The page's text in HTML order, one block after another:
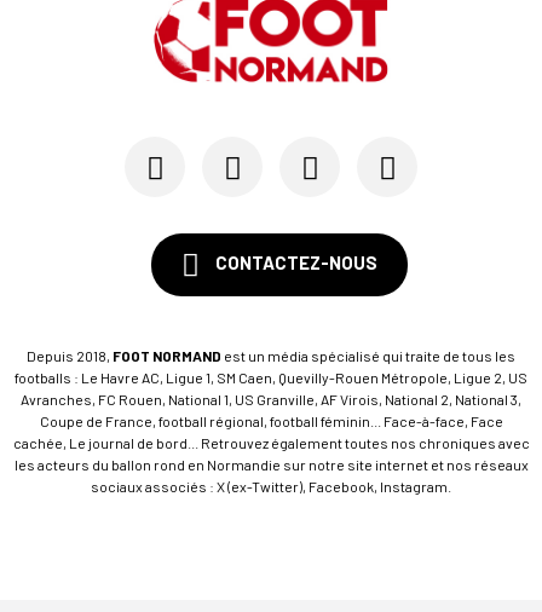
CONTACTEZ-NOUS
Depuis 2018, FOOT NORMAND est un média spécialisé qui traite de tous les
footballs : Le Havre AC, Ligue 1, SM Caen, Quevilly-Rouen Métropole, Ligue 2, US
Avranches, FC Rouen, National 1, US Granville, AF Virois, National 2, National 3,
Coupe de France, football régional, football féminin... Face-à-face, Face
cachée, Le journal de bord... Retrouvez également toutes nos chroniques avec
les acteurs du ballon rond en Normandie sur notre site internet et nos réseaux
sociaux associés : X (ex-Twitter), Facebook, Instagram.